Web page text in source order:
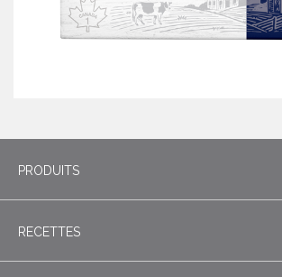
PRODUITS
EXPLORE PRODUITS
RECETTES